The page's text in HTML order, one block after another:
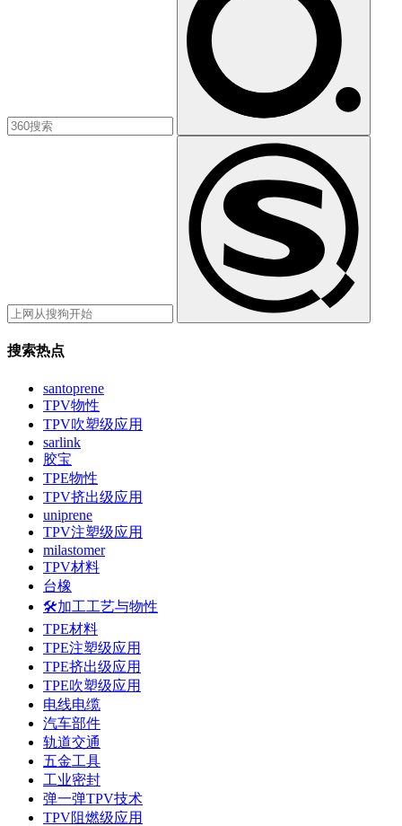
搜索热点
santoprene
TPV物性
TPV吹塑级应用
sarlink
胶宝
TPE物性
TPV挤出级应用
uniprene
TPV注塑级应用
milastomer
TPV材料
台橡
🛠️加工工艺与物性
TPE材料
TPE注塑级应用
TPE挤出级应用
TPE吹塑级应用
电线电缆
汽车部件
轨道交通
五金工具
工业密封
弹一弹TPV技术
TPV阻燃级应用